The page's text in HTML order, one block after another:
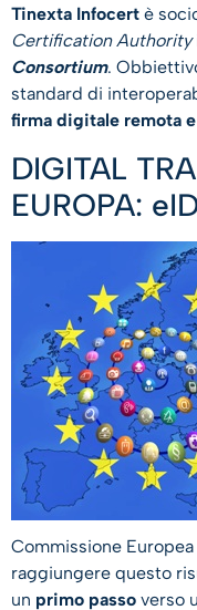
Tinexta Infocert è
Certification Authority
Consortium.
standard di
firma digitale remota
DIGITAL
EUROPA:
Commissione
raggiungere questo
un primo passo verso